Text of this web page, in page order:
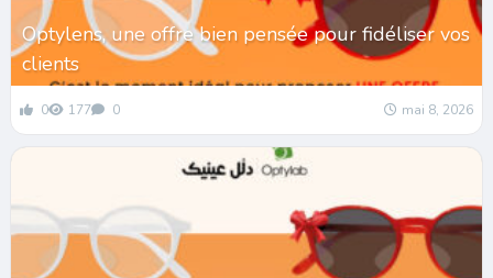
Optylens, une offre bien pensée pour fidéliser vos
clients
0 177 0 mai 8, 2026